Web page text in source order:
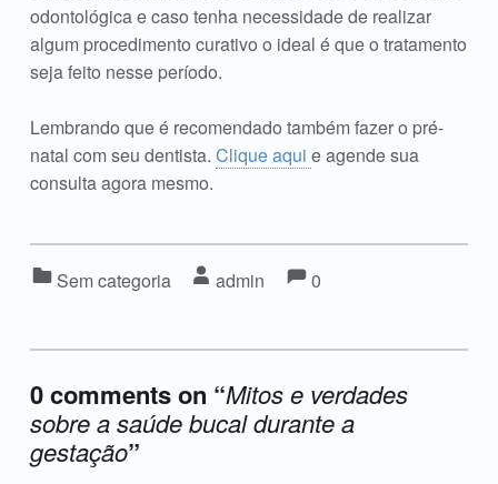
odontológica e caso tenha necessidade de realizar
algum procedimento curativo o ideal é que o tratamento
seja feito nesse período.
Lembrando que é recomendado também fazer o pré-
natal com seu dentista. Clique aqui e agende sua
consulta agora mesmo.
Sem categoria admin
Comments:
0
0 comments on “Mitos e verdades
sobre a saúde bucal durante a
gestação”